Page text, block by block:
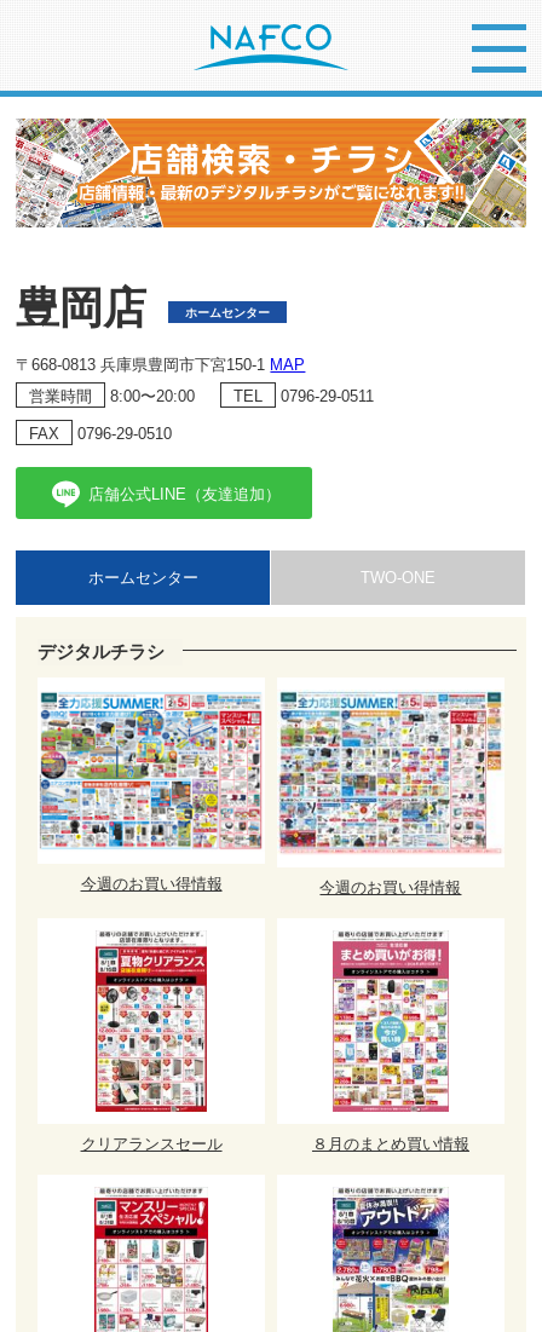
豊岡店 ホームセンター
〒668-0813 兵庫県豊岡市下宮150-1 MAP
営業時間
8:00〜20:00 TEL 0796-29-0511
FAX 0796-29-0510
店舗公式LINE（友達追加）
ホームセンター TWO-ONE
デジタルチラシ
今週のお買い得情報 今週のお買い得情報
クリアランスセール ８月のまとめ買い情報